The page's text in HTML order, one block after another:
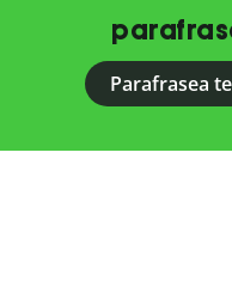
Parafrasea